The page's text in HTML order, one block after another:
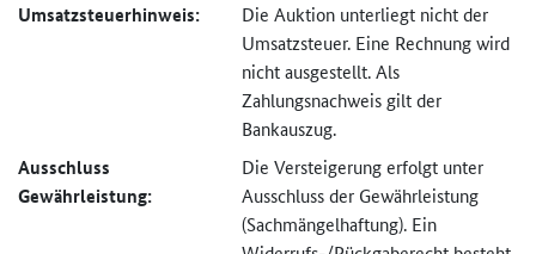
Umsatzsteuer­hinweis:
Die Auktion unterliegt nicht der
Umsatzsteuer. Eine Rechnung wird
nicht ausgestellt. Als
Zahlungsnachweis gilt der
Bankauszug.
Ausschluss
Gewährleistung:
Die Versteigerung erfolgt unter
Ausschluss der Gewährleistung
(Sachmängel­haftung). Ein